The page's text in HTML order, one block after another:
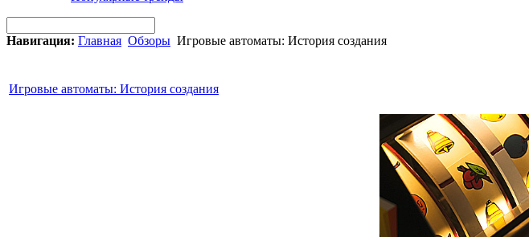
Навигация: Главная Обзоры Игровые автоматы: История создания
Игровые автоматы: История создания